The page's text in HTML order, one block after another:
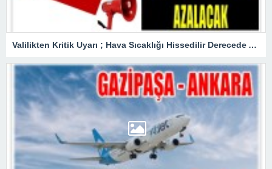
Valilikten Kritik Uyarı ; Hava Sıcaklığı Hissedilir Derecede Azalacak!